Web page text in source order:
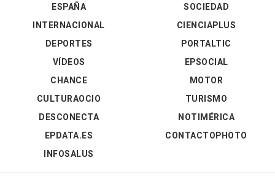
ESPAÑA
INTERNACIONAL
DEPORTES
VÍDEOS
SOCIEDAD
CIENCIAPLUS
PORTALTIC
EPSOCIAL
CHANCE
CULTURAOCIO
DESCONECTA
EPDATA.ES
INFOSALUS
MOTOR
TURISMO
NOTIMÉRICA
CONTACTOPHOTO